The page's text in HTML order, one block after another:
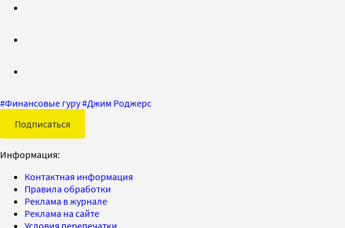
#Финансовые гуру#Джим Роджерс
Подписаться
Информация:
Контактная информация
Правила обработки
Реклама в журнале
Реклама на сайте
Условия перепечатки